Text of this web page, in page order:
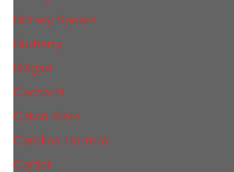
Britney Spears
Burberry
Bvlgari
Cacharel
Calvin Klein
Carolina Herrera
Cartier